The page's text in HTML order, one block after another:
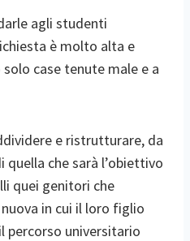
agli studenti
è molto alta e
case tenute male e a
e ristrutturare, da
che sarà l’obiettivo
quei genitori che
in cui il loro figlio
percorso universitario